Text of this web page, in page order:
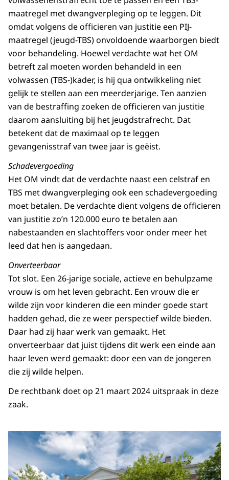
maatregel met dwangverpleging op te leggen. Dit
omdat volgens de officieren van justitie een PIJ-
maatregel (jeugd-TBS) onvoldoende waarborgen biedt
voor behandeling. Hoewel verdachte wat het OM
betreft zal moeten worden behandeld in een
volwassen (TBS-)kader, is hij qua ontwikkeling niet
gelijk te stellen aan een meerderjarige. Ten aanzien
van de bestraffing zoeken de officieren van justitie
daarom aansluiting bij het jeugdstrafrecht. Dat
betekent dat de maximaal op te leggen
gevangenisstraf van twee jaar is geëist.
Schadevergoeding
Het OM vindt dat de verdachte naast een celstraf en
TBS met dwangverpleging ook een schadevergoeding
moet betalen. De verdachte dient volgens de officieren
van justitie zo’n 120.000 euro te betalen aan
nabestaanden en slachtoffers voor onder meer het
leed dat hen is aangedaan.
Onverteerbaar
Tot slot. Een 26-jarige sociale, actieve en behulpzame
vrouw is om het leven gebracht. Een vrouw die er
wilde zijn voor kinderen die een minder goede start
hadden gehad, die ze weer perspectief wilde bieden.
Daar had zij haar werk van gemaakt. Het
onverteerbaar dat juist tijdens dit werk een einde aan
haar leven werd gemaakt: door een van de jongeren
die zij wilde helpen.
De rechtbank doet op 21 maart 2024 uitspraak in deze
zaak.